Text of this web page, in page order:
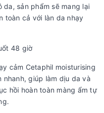
sản phẩm sẽ mang lại
toàn cả với làn da nhạy
48 giờ
cảm Cetaphil moisturising
nhanh, giúp làm dịu da và
hồi hoàn toàn màng ẩm tự